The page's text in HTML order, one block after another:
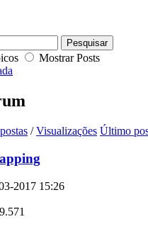
Mostrar Posts
/Visualizações Último
2017 15:26